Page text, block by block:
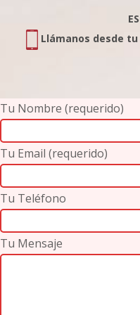
Llámanos desde tu
Tu Nombre (requerido)
Tu Email (requerido)
Tu Teléfono
Tu Mensaje